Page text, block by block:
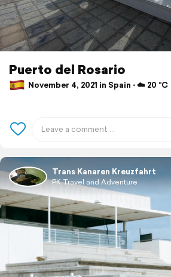
Puerto del Rosario
November 4, 2021 in Spain ⋅ ☁️ 20 °C
Trans Kanaren Kreuzfahrt
PK Travel and Adventure